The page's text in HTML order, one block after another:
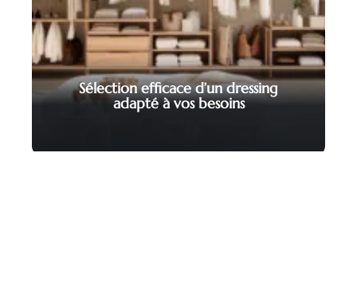
Sélection efficace d’un dressing
adapté à vos besoins